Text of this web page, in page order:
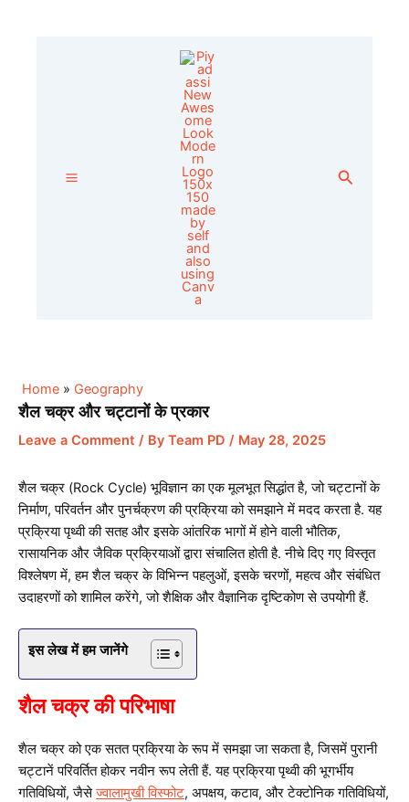
Search
Home » Geography
शैल चक्र और चट्टानों के प्रकार
Leave a Comment / By Team PD / May 28, 2025
शैल चक्र (Rock Cycle) भूविज्ञान का एक मूलभूत सिद्धांत है, जो चट्टानों के
निर्माण, परिवर्तन और पुनर्चक्रण की प्रक्रिया को समझाने में मदद करता है. यह
प्रक्रिया पृथ्वी की सतह और इसके आंतरिक भागों में होने वाली भौतिक,
रासायनिक और जैविक प्रक्रियाओं द्वारा संचालित होती है. नीचे दिए गए विस्तृत
विश्लेषण में, हम शैल चक्र के विभिन्न पहलुओं, इसके चरणों, महत्व और संबंधित
उदाहरणों को शामिल करेंगे, जो शैक्षिक और वैज्ञानिक दृष्टिकोण से उपयोगी हैं.
इस लेख में हम जानेंगे
शैल चक्र की परिभाषा
शैल चक्र को एक सतत प्रक्रिया के रूप में समझा जा सकता है, जिसमें पुरानी
चट्टानें परिवर्तित होकर नवीन रूप लेती हैं. यह प्रक्रिया पृथ्वी की भूगर्भीय
गतिविधियों, जैसेज्वालामुखी विस्फोट, अपक्षय, कटाव, और टेक्टोनिक गतिविधियों,